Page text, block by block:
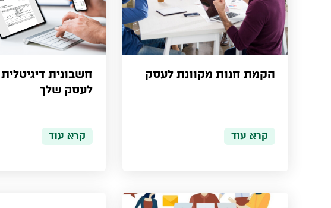
הקמת חנות מקוונת לעסק
קרא עוד
חשבונית
לעסק שלך
קרא עוד